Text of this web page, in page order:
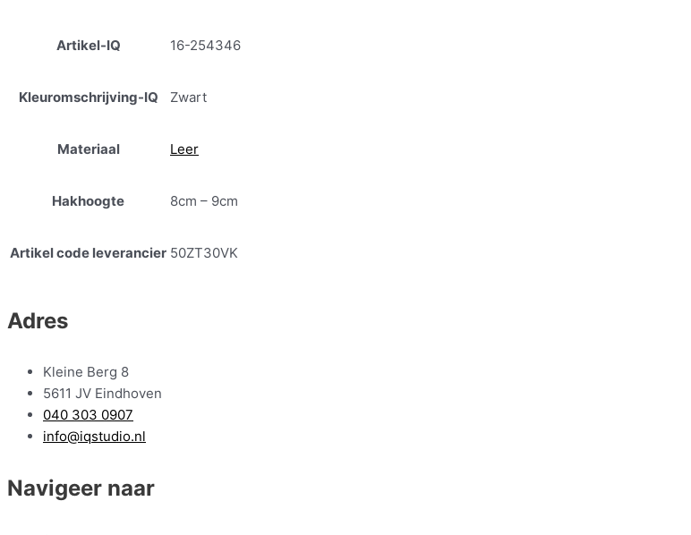
Artikel-IQ 16-254346
Kleuromschrijving-IQ Zwart
Materiaal Leer
Hakhoogte 8cm – 9cm
Artikel code leverancier 50ZT30VK
Adres
Kleine Berg 8
5611 JV Eindhoven
040 303 0907
info@iqstudio.nl
Navigeer naar